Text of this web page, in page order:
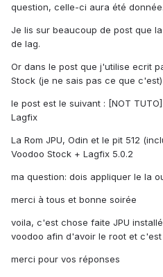
question, celle-ci aura été donnée.
Je lis sur beaucoup de post que
de lag.
Or dans le post que j'utilise ecrit
Stock (je ne sais pas ce que
le post est le suivant : [NOT
Lagfix
La Rom JPU, Odin et le pit 512
Voodoo Stock + Lagfix 5.0.2
ma question: dois appliquer le la
merci à tous et bonne soirée
voila, c'est chose faite JPU
voodoo afin d'avoir le root et c'est
merci pour vos réponses